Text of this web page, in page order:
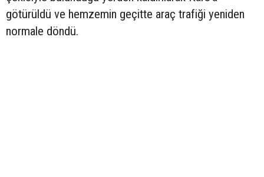
götürüldü ve hemzemin geçitte araç trafiği yeniden
normale döndü.